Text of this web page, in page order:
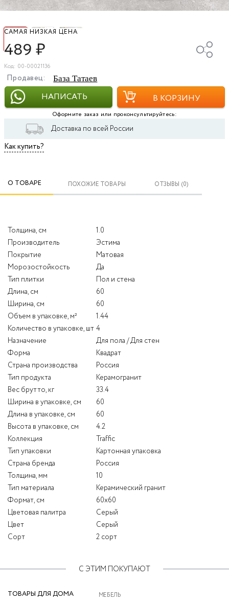
САМАЯ НИЗКАЯ ЦЕНА
489₽
Код: 00-00021136
Продавец: База Татаев
НАПИСАТЬ В КОРЗИНУ
Оформите заказ или проконсультируйтесь:
Доставка по всей России
Как купить?
О ТОВАРЕ ПОХОЖИЕ ТОВАРЫ ОТЗЫВЫ (0)
Толщина, см
1.0
Производитель
Эстима
Покрытие
Матовая
Морозостойкость
Да
Тип плитки
Пол и стена
Длина, см
60
Ширина, см
60
Объем в упаковке, м²
1.44
Количество в упаковке, шт 4
Назначение
Для пола / Для стен
Форма
Квадрат
Страна производства
Россия
Тип продукта
Керамогранит
Вес брутто, кг
33.4
Ширина в упаковке, см
60
Длина в упаковке, см
60
Высота в упаковке, см
4.2
Коллекция
Traffic
Тип упаковки
Картонная упаковка
Страна бренда
Россия
Толщина, мм
10
Тип материала
Керамический гранит
Формат, см
60x60
Цветовая палитра
Серый
Цвет
Серый
Сорт
2 сорт
С ЭТИМ ПОКУПАЮТ
ТОВАРЫ ДЛЯ ДОМА МЕБЕЛЬ